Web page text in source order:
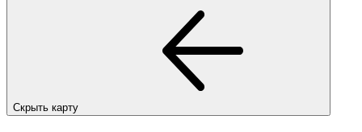
Скрыть карту